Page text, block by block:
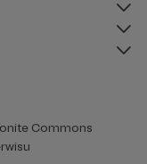
Commons